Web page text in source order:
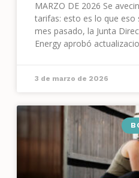
MARZO DE 2026 Se
tarifas: esto es lo que eso
mes pasado, la Junta
Energy aprobó
crecientes costos del
3 de marzo de 2026